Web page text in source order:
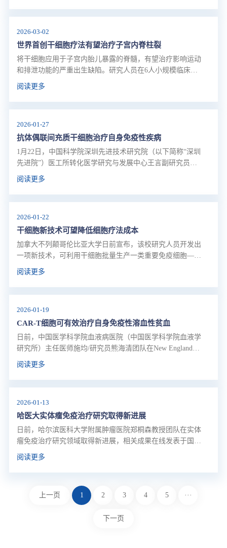
杂志。
2026-03-02
世界首创干细胞疗法有望治疗子宫内脊柱裂
将干细胞应用于子宫内胎儿暴露的脊髓，有望治疗影响运动
和排泄功能的严重出生缺陷。研究人员在6人小规模临床试
验后报告称，该疗法是安全的。2月28日，相关研究成果发
阅读更多
2026-01-27
抗体偶联间充质干细胞治疗自身免疫性疾病
1月22日，中国科学院深圳先进技术研究院（以下简称“深圳
先进院”）医工所转化医学研究与发展中心王言副研究员团
队联合东南大学陈磊教授团队，在Nature Communications在
drug delivery system for the treatment of autoimmune diseases
联MSC递药系统（AcM-DDS）”策略。该系统一方面基于生
物正交点击化学，将抗体锚定至MSC细胞膜表面，从而实现
对病灶中富集的特定抗原细胞的识别与连接；另一方面通过
细胞内装载药物，使MSC成为可主动迁移的“活体载药体”，
阅读更多
2026-01-22
干细胞新技术可望降低细胞疗法成本
加拿大不列颠哥伦比亚大学日前宣布，该校研究人员开发出
一项新技术，可利用干细胞批量生产一类重要免疫细胞——
辅助性T细胞，有望大幅降低用细胞疗法治疗癌症等疾病的
阅读更多
2026-01-19
CAR-T细胞可有效治疗自身免疫性溶血性贫血
日前，中国医学科学院血液病医院（中国医学科学院血液学
研究所）主任医师施均/研究员熊海清团队在New England
Journal of Medicine期刊在线发表研究首次报道了CAR T细胞
阅读更多
2026-01-13
哈医大实体瘤免疫治疗研究取得新进展
日前，哈尔滨医科大学附属肿瘤医院郑桐森教授团队在实体
瘤免疫治疗研究领域取得新进展，相关成果在线发表于国际
期刊《自然·生物医学工程》。团队研发的一款基于细菌外
免疫领域的两大核心难题，还显著提升了CAR-T细胞的临床
治疗效果。
阅读更多
上一页 1 2 3 4 5 ···
下一页